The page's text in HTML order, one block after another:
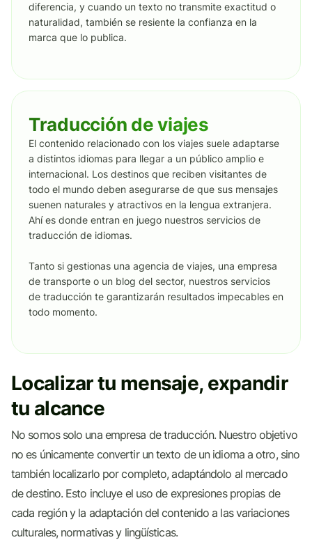
diferencia, y cuando un texto no transmite exactitud o
naturalidad, también se resiente la confianza en la
marca que lo publica.
Traducción de viajes
El contenido relacionado con los viajes suele adaptarse
a distintos idiomas para llegar a un público amplio e
internacional. Los destinos que reciben visitantes de
todo el mundo deben asegurarse de que sus mensajes
suenen naturales y atractivos en la lengua extranjera.
Ahí es donde entran en juego nuestros servicios de
traducción de idiomas.
Tanto si gestionas una agencia de viajes, una empresa
de transporte o un blog del sector, nuestros servicios
de traducción te garantizarán resultados impecables en
todo momento.
Localizar tu mensaje, expandir
tu alcance
No somos solo una empresa de traducción. Nuestro objetivo
no es únicamente convertir un texto de un idioma a otro, sino
también localizarlo por completo, adaptándolo al mercado
de destino. Esto incluye el uso de expresiones propias de
cada región y la adaptación del contenido a las variaciones
culturales, normativas y lingüísticas.